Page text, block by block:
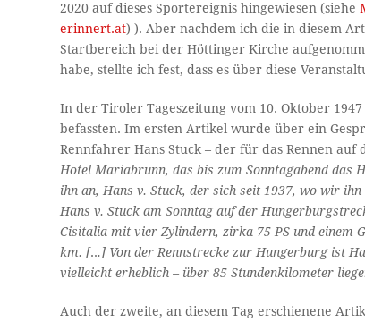
2020 auf dieses Sportereignis hingewiesen (siehe
erinnert.at) ). Aber nachdem ich die in diesem
Startbereich bei der Höttinger Kirche
habe, stellte ich fest, dass es über diese
In der Tiroler Tageszeitung vom 10. Oktober
befassten. Im ersten Artikel wurde über ein
Rennfahrer Hans Stuck – der für das Rennen
Hotel Mariabrunn, das bis zum Sonntagabend
ihn an, Hans v. Stuck, der sich seit 1937, wo wir
Hans v. Stuck am Sonntag auf der
Cisitalia mit vier Zylindern, zirka 75 PS und einem
km. [...] Von der Rennstrecke zur Hungerburg ist
vielleicht erheblich – über 85 Stundenkilometer
Auch der zweite, an diesem Tag erschienene